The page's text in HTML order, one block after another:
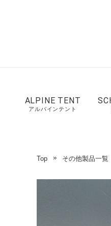
ALPINE TENT
アルパインテント
Top その他製品一覧